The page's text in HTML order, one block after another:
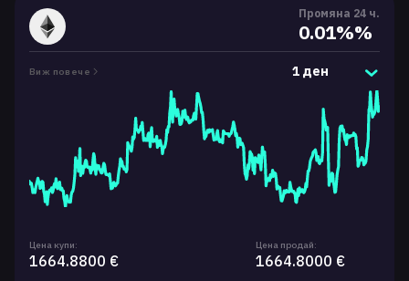
Промяна 24 ч.
0.01%%
Виж повече 1 ден
Цена купи:
1664.8800 €
Цена продай:
1664.8000 €